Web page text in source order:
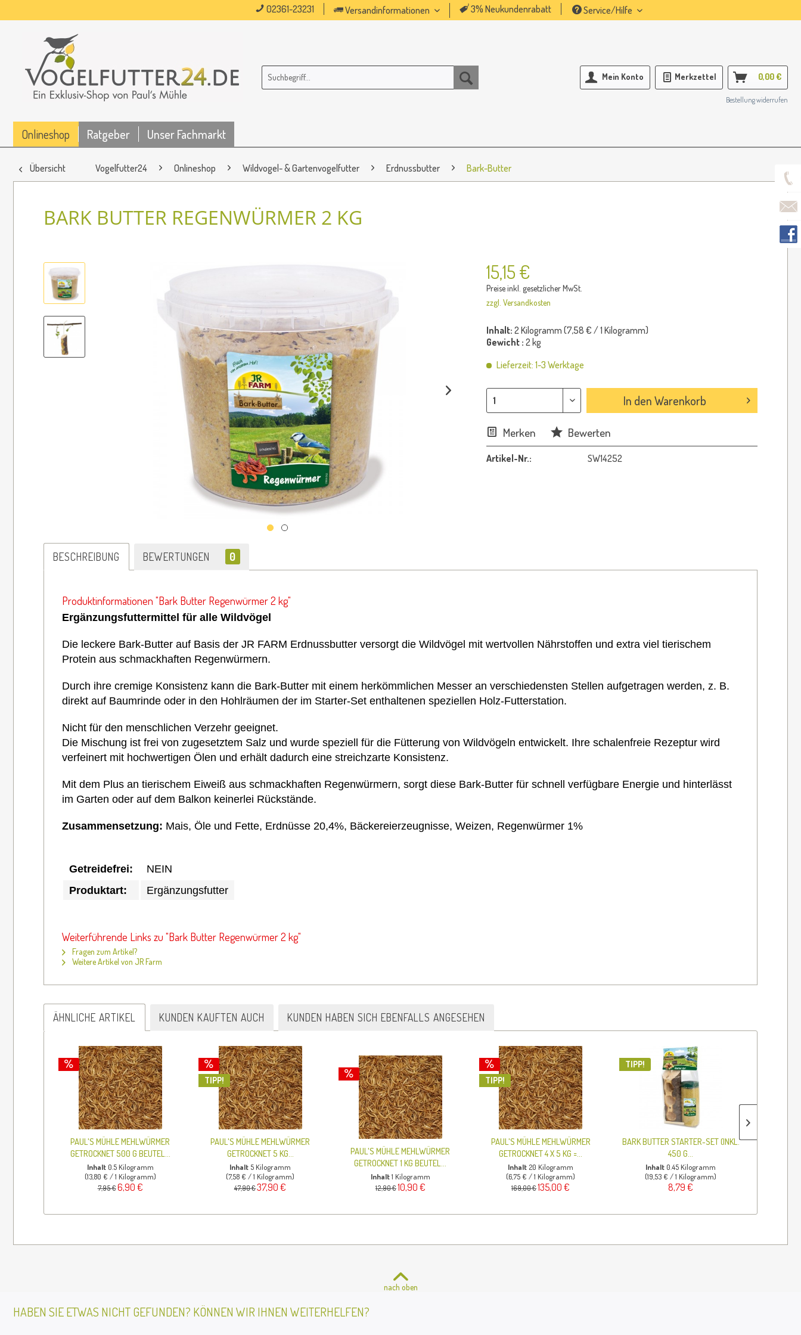
02361-23231 Versandinformationen 3% Neukundenrabatt Service/Hilfe
Mein Konto Merkzettel 0,00 €
Bestellung widerrufen
Onlineshop Ratgeber Unser Fachmarkt
Übersicht Vogelfutter24 Onlineshop Wildvogel- & Gartenvogelfutter Erdnussbutter Bark-Butter
BARK BUTTER REGENWÜRMER 2 KG
15,15 €
Preise inkl. gesetzlicher MwSt.
zzgl. Versandkosten
Inhalt: 2 Kilogramm (7,58 € / 1 Kilogramm)
Gewicht : 2 kg
Lieferzeit: 1-3 Werktage
In denWarenkorb
Merken Bewerten
Artikel-Nr.: SW14252
BESCHREIBUNG BEWERTUNGEN 0
Produktinformationen "Bark Butter Regenwürmer 2 kg"
Ergänzungsfuttermittel für alle Wildvögel
Die leckere Bark-Butter auf Basis der JR FARM Erdnussbutter versorgt die Wildvögel mit wertvollen Nährstoffen und extra viel tierischem
Protein aus schmackhaften Regenwürmern.
Durch ihre cremige Konsistenz kann die Bark-Butter mit einem herkömmlichen Messer an verschiedensten Stellen aufgetragen werden, z. B.
direkt auf Baumrinde oder in den Hohlräumen der im Starter-Set enthaltenen speziellen Holz-Futterstation.
Nicht für den menschlichen Verzehr geeignet.
Die Mischung ist frei von zugesetztem Salz und wurde speziell für die Fütterung von Wildvögeln entwickelt. Ihre schalenfreie Rezeptur wird
verfeinert mit hochwertigen Ölen und erhält dadurch eine streichzarte Konsistenz.
Mit dem Plus an tierischem Eiweiß aus schmackhaften Regenwürmern, sorgt diese Bark-Butter für schnell verfügbare Energie und hinterlässt
im Garten oder auf dem Balkon keinerlei Rückstände.
Zusammensetzung: Mais, Öle und Fette, Erdnüsse 20,4%, Bäckereierzeugnisse, Weizen, Regenwürmer 1%
Getreidefrei:
NEIN
Produktart:
Ergänzungsfutter
Weiterführende Links zu "Bark Butter Regenwürmer 2 kg"
Fragen zum Artikel?
Weitere Artikel von JR Farm
ÄHNLICHE ARTIKEL KUNDEN KAUFTEN AUCH KUNDEN HABEN SICH EBENFALLS ANGESEHEN
PAUL'S MÜHLE MEHLWÜRMER
GETROCKNET 500 G BEUTEL...
Inhalt0.5 Kilogramm
(13,80 € / 1 Kilogramm)
7,95 €6,90 €
TIPP!
PAUL'S MÜHLE MEHLWÜRMER
GETROCKNET 5 KG...
Inhalt 5 Kilogramm
(7,58 € / 1 Kilogramm)
47,90 €37,90 €
PAUL'S MÜHLE MEHLWÜRMER
GETROCKNET 1 KG BEUTEL...
Inhalt1 Kilogramm
12,90 €10,90 €
TIPP!
PAUL'S MÜHLE MEHLWÜRMER
GETROCKNET 4 X 5 KG =...
Inhalt 20 Kilogramm
(6,75 € / 1 Kilogramm)
169,00 €135,00 €
TIPP!
BARK BUTTER STARTER-SET (INKL.
450 G...
Inhalt0.45 Kilogramm
(19,53 € / 1 Kilogramm)
8,79 €
nach oben
HABEN SIE ETWAS NICHT GEFUNDEN? KÖNNEN WIR IHNEN WEITERHELFEN?